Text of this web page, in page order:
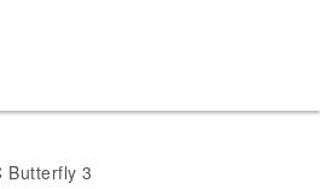
Butterfly 3‎